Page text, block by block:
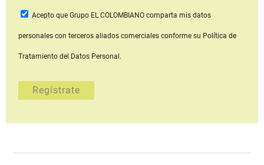
Acepto que Grupo EL COLOMBIANOcomparta mis datos
personales con terceros aliados comerciales conforme su Política de
Tratamiento del Datos Personal.